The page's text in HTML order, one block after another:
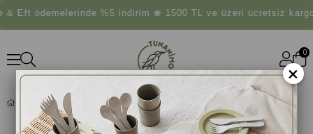
ödemelerinde %5 indirim ❀ 1500 TL ve üzeri ücretsiz
0
FAGUS DEVETÜYÜ DIŞ KAŞIYICI
×